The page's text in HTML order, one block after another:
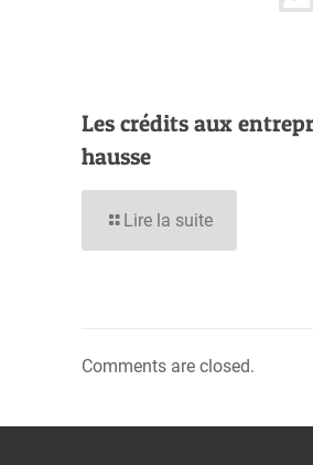
Les crédits aux
hausse
Lire la suite
Comments are closed.